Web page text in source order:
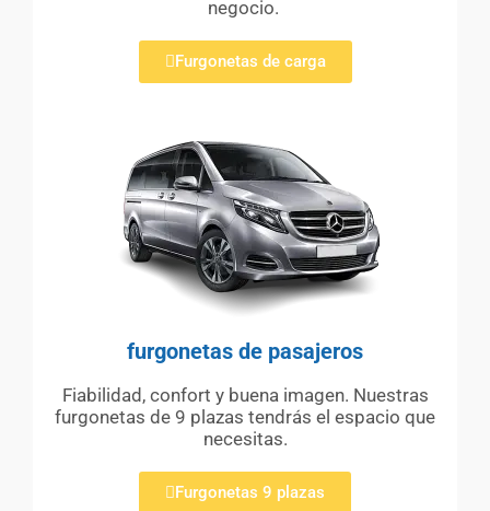
negocio.
Furgonetas de carga
furgonetas de pasajeros
Fiabilidad, confort y buena imagen. Nuestras
furgonetas de 9 plazas tendrás el espacio que
necesitas.
Furgonetas 9 plazas